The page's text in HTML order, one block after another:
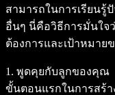
สามารถในการเรียนรู้
อื่นๆ นี่คือวิธีการมั่นใจ
ต้องการและเป้าหมาย
1. พูดคุยกับลูกของคุณ
ขั้นตอนแรกในการสร้า